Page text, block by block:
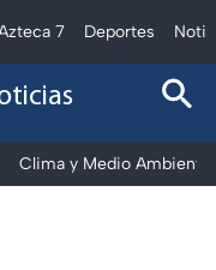
7 Deportes
Clima y Medio Ambiente